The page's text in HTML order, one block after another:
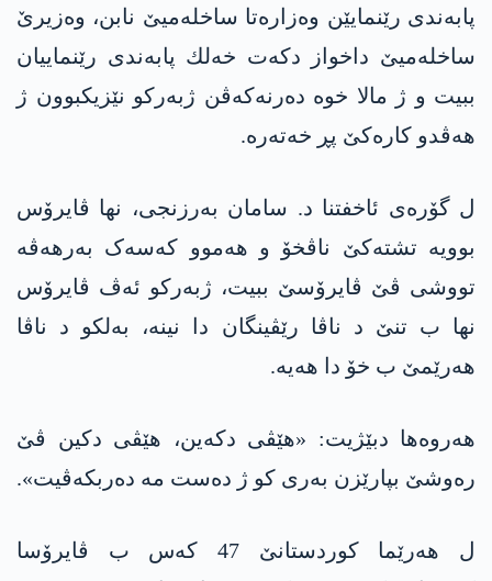
پابەندی رێنمایێن وەزارەتا ساخله‌میێ نابن، وەزیرێ
ساخله‌میێ داخواز دکەت خه‌لك پابەندی رێنماییان
ببیت و ژ مالا خوە دەرنەکەڤن ژبەرکو نێزیكبوون ژ
هەڤدو كاره‌كێ پڕ خەتەرە.
ل گۆرەی ئاخفتنا د. سامان بەرزنجی، نها ڤایرۆس
بوویە تشتەکێ ناڤخۆ و هەموو کەسەک بەرهەڤە
تووشی ڤێ ڤایرۆسێ ببیت، ژبەرکو ئەڤ ڤایرۆس
نها ب تنێ د ناڤا رێڤینگان دا نینە، بەلکو د ناڤا
هەرێمێ ب خۆ دا هەیە.
هه‌روه‌ها دبێژیت: «هێڤی دکه‌ین، هێڤی دکین ڤێ
رەوشێ بپارێزن به‌ری كو ژ ده‌ست مه‌ ده‌ربكه‌ڤیت».
ل هەرێما کوردستانێ 47 کەس ب ڤایرۆسا